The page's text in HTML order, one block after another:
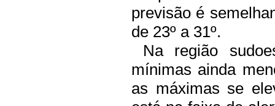
previsão é
de 23º a 31º.
Na região
mínimas ainda
as máximas se